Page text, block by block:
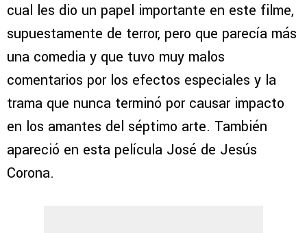
cual les dio un papel importante en este filme,
supuestamente de terror, pero que parecía más
una comedia y que tuvo muy malos
comentarios por los efectos especiales y la
trama que nunca terminó por causar impacto
en los amantes del séptimo arte. También
apareció en esta película José de Jesús
Corona.